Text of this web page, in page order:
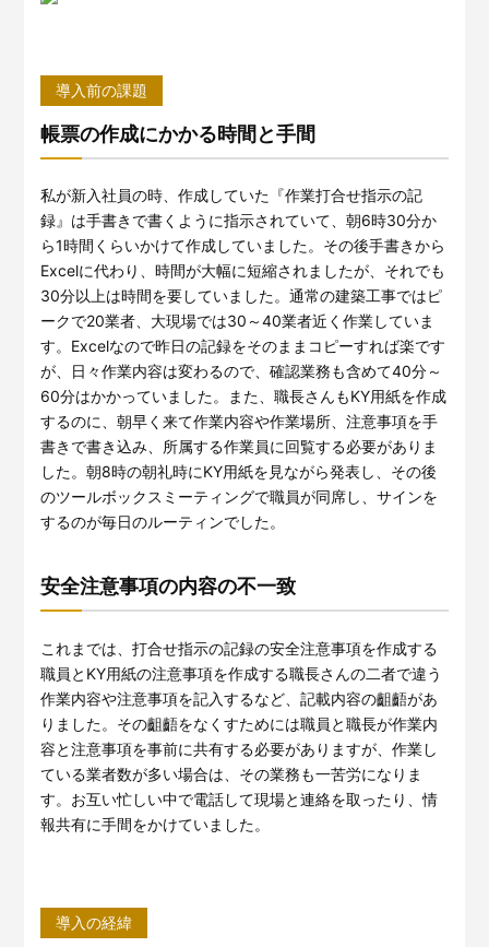
導入前の課題
帳票の作成にかかる時間と手間
私が新入社員の時、作成していた『作業打合せ指示の記
録』は手書きで書くように指示されていて、朝6時30分か
ら1時間くらいかけて作成していました。その後手書きから
Excelに代わり、時間が大幅に短縮されましたが、それでも
30分以上は時間を要していました。通常の建築工事ではピ
ークで20業者、大現場では30～40業者近く作業していま
す。Excelなので昨日の記録をそのままコピーすれば楽です
が、日々作業内容は変わるので、確認業務も含めて40分～
60分はかかっていました。また、職長さんもKY用紙を作成
するのに、朝早く来て作業内容や作業場所、注意事項を手
書きで書き込み、所属する作業員に回覧する必要がありま
した。朝8時の朝礼時にKY用紙を見ながら発表し、その後
のツールボックスミーティングで職員が同席し、サインを
するのが毎日のルーティンでした。
安全注意事項の内容の不一致
これまでは、打合せ指示の記録の安全注意事項を作成する
職員とKY用紙の注意事項を作成する職長さんの二者で違う
作業内容や注意事項を記入するなど、記載内容の齟齬があ
りました。その齟齬をなくすためには職員と職長が作業内
容と注意事項を事前に共有する必要がありますが、作業し
ている業者数が多い場合は、その業務も一苦労になりま
す。お互い忙しい中で電話して現場と連絡を取ったり、情
報共有に手間をかけていました。
導入の経緯